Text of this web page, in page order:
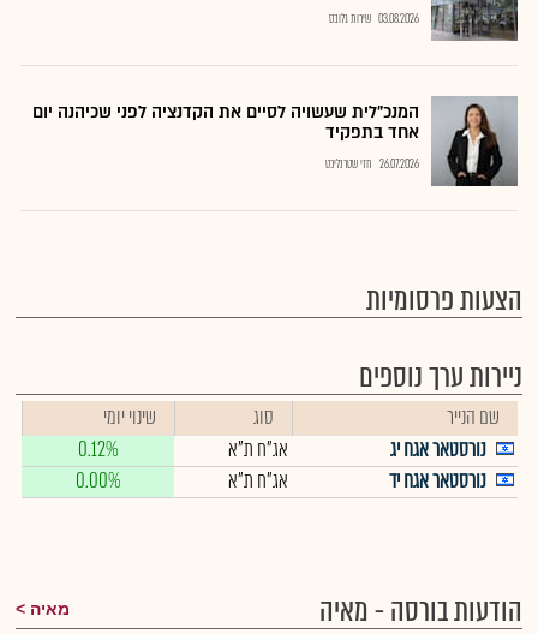
03.08.2026 שירות גלובס
המנכ"לית שעשויה לסיים את הקדנציה לפני שכיהנה יום
אחד בתפקיד
26.07.2026 חזי שטרנליכט
הצעות פרסומיות
ניירות ערך נוספים
שם הנייר סוג
שינוי יומי
נורסטאר אגח יג
אג"ח ת"א
0.12%
נורסטאר אגח יד
אג"ח ת"א 0.00%
הודעות בורסה - מאיה מאיה